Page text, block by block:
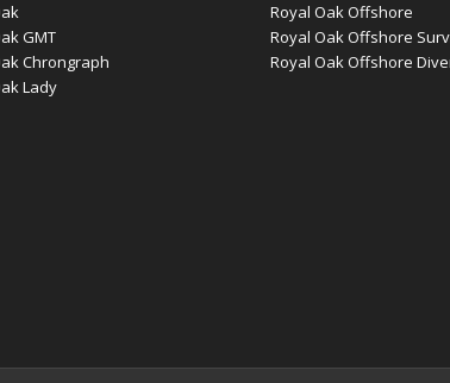
GMT
Chrongraph
Lady
Royal Oak Offshore
Royal Oak Offshore
Royal Oak Offshore